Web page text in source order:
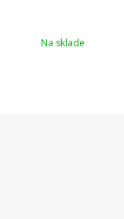
Na sklade